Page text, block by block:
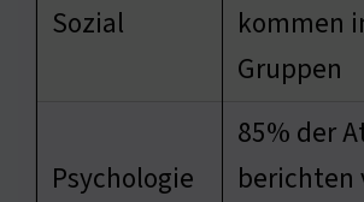
Sozial
kommen
Gruppen
Psychologie
85% der
berichten